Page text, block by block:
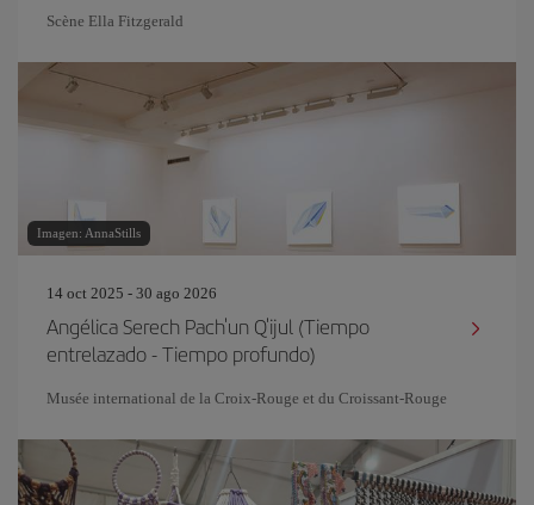
Scène Ella Fitzgerald
Imagen: AnnaStills
14 oct 2025 - 30 ago 2026
Angélica Serech Pach'un Q'ijul (Tiempo
entrelazado - Tiempo profundo)
Musée international de la Croix-Rouge et du Croissant-Rouge